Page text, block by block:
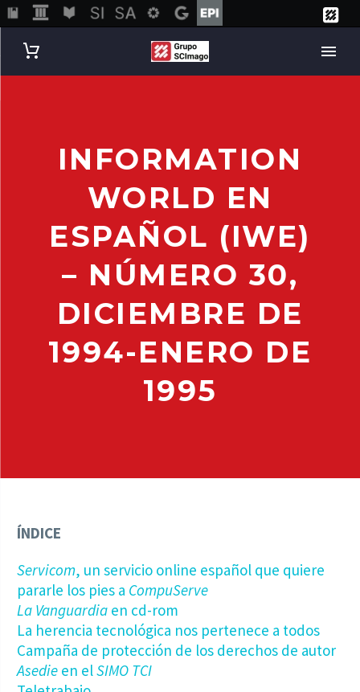
INFORMATION
WORLD EN
ESPAÑOL (IWE)
– NÚMERO 30,
DICIEMBRE DE
1994-ENERO DE
1995
ÍNDICE
Servicom, un servicio online español que quiere
pararle los pies a CompuServe
La Vanguardia en cd-rom
La herencia tecnológica nos pertenece a todos
Campaña de protección de los derechos de autor
Asedie en elSIMO TCI